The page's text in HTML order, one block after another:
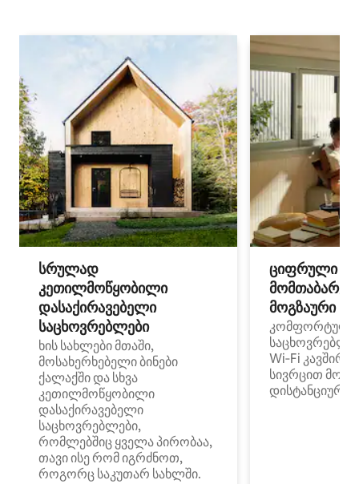
სრულად
კეთილმოწყობილი
დასაქირავებელი
საცხოვრებლები
ხის სახლები მთაში,
მოსახერხებელი ბინები
ქალაქში და სხვა
კეთილმოწყობილი
დასაქირავებელი
საცხოვრებლები,
რომლებშიც ყველა პირობაა,
თავი ისე რომ იგრძნოთ,
როგორც საკუთარ სახლში.
ციფრული
მოგზაური
კომფორტული
Wi‑Fi
სივრცით
დისტანციური